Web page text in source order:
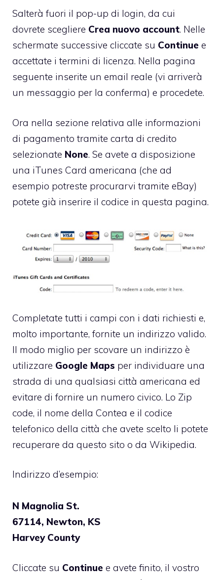
Salterà fuori il pop-up di login, da cui
dovrete scegliere Crea nuovo account. Nelle
schermate successive cliccate su Continue e
accettate i termini di licenza. Nella pagina
seguente inserite un email reale (vi arriverà
un messaggio per la conferma) e procedete.
Ora nella sezione relativa alle informazioni
di pagamento tramite carta di credito
selezionate None. Se avete a disposizione
una iTunes Card americana (che ad
esempio potreste procurarvi tramite eBay)
potete già inserire il codice in questa pagina.
Completate tutti i campi con i dati richiesti e,
molto importante, fornite un indirizzo valido.
Il modo miglio per scovare un indirizzo è
utilizzare Google Maps per individuare una
strada di una qualsiasi città americana ed
evitare di fornire un numero civico. Lo Zip
code, il nome della Contea e il codice
telefonico della città che avete scelto li potete
recuperare da questo sito o da Wikipedia.
Indirizzo d’esempio:
N Magnolia St.
67114, Newton, KS
Harvey County
Cliccate su Continue e avete finito, il vostro